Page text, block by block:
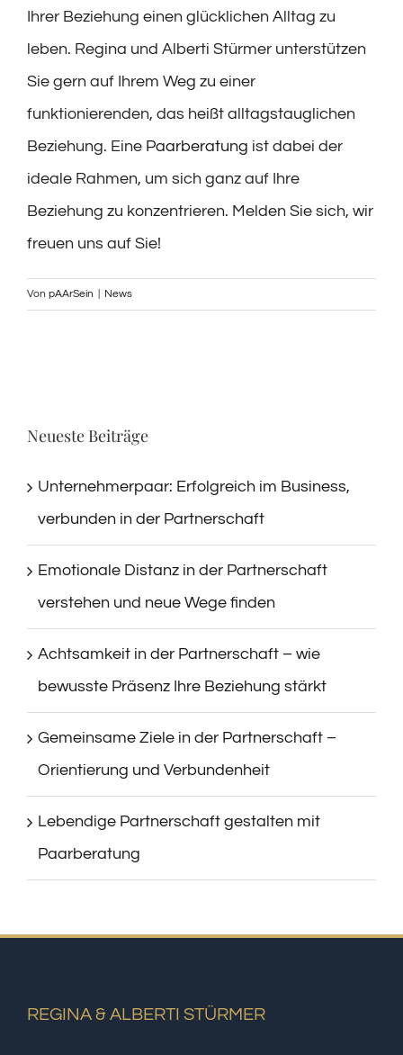
Ihrer Beziehung einen glücklichen Alltag zu
leben. Regina und Alberti Stürmer unterstützen
Sie gern auf Ihrem Weg zu einer
funktionierenden, das heißt alltagstauglichen
Beziehung. Eine Paarberatung ist dabei der
ideale Rahmen, um sich ganz auf Ihre
Beziehung zu konzentrieren. Melden Sie sich, wir
freuen uns auf Sie!
Von pAArSein News
Neueste Beiträge
Unternehmerpaar: Erfolgreich im Business,
verbunden in der Partnerschaft
Emotionale Distanz in der Partnerschaft
verstehen und neue Wege finden
Achtsamkeit in der Partnerschaft – wie
bewusste Präsenz Ihre Beziehung stärkt
Gemeinsame Ziele in der Partnerschaft –
Orientierung und Verbundenheit
Lebendige Partnerschaft gestalten mit
Paarberatung
REGINA & ALBERTI STÜRMER